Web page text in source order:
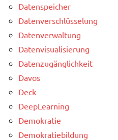
Datenspeicher
Datenverschlüsselung
Datenverwaltung
Datenvisualisierung
Datenzugänglichkeit
Davos
Deck
DeepLearning
Demokratie
Demokratiebildung